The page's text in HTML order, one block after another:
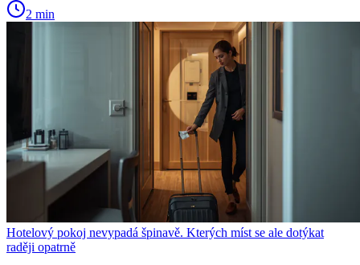
2 min
Hotelový pokoj nevypadá špinavě. Kterých míst se ale dotýkat
raději opatrně